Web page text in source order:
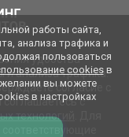
удобства
и анализа трафика.
согласие с
соглашаетесь с
технологий
работы сайта,
анализа трафика и
пользоваться
cookiesв
вы можете
в настройках